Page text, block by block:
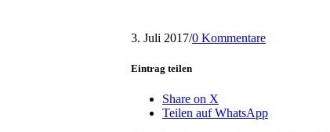
3. Juli 2017/0 Kommentare
Eintrag teilen
Share on X
Teilen auf WhatsApp